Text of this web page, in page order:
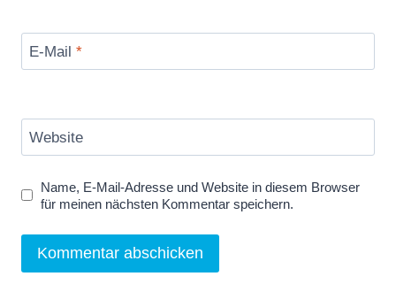
E-Mail *
Website
Name, E-Mail-Adresse und Website in diesem Browser
für meinen nächsten Kommentar speichern.